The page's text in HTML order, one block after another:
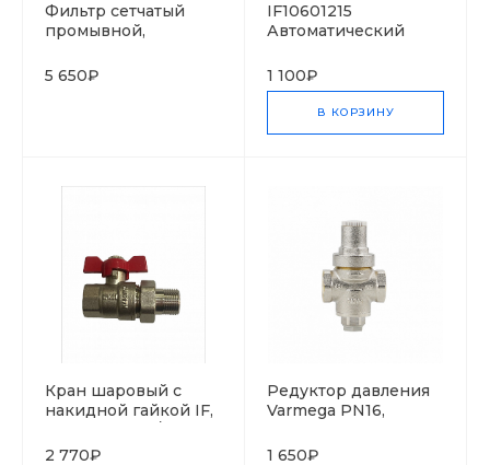
Фильтр сетчатый
промывной,
Varmega, 1/2", с
5 650₽
IF10601215
Автоматический
клапан IF 1/2"
1 100₽
В КОРЗИНУ
Кран шаровый с
накидной гайкой IF,
бабочка
2 770₽
Редуктор давления
Varmega PN16,
присоединением к
1 650₽